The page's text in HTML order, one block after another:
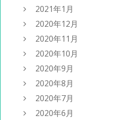
2021年1月
2020年12月
2020年11月
2020年10月
2020年9月
2020年8月
2020年7月
2020年6月